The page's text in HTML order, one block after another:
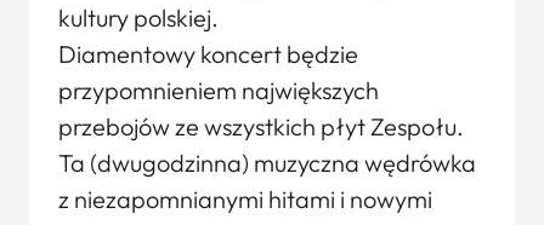
kultury polskiej.
Diamentowy koncert będzie
przypomnieniem największych
przebojów ze wszystkich płyt Zespołu.
Ta (dwugodzinna) muzyczna wędrówka
z niezapomnianymi hitami i nowymi